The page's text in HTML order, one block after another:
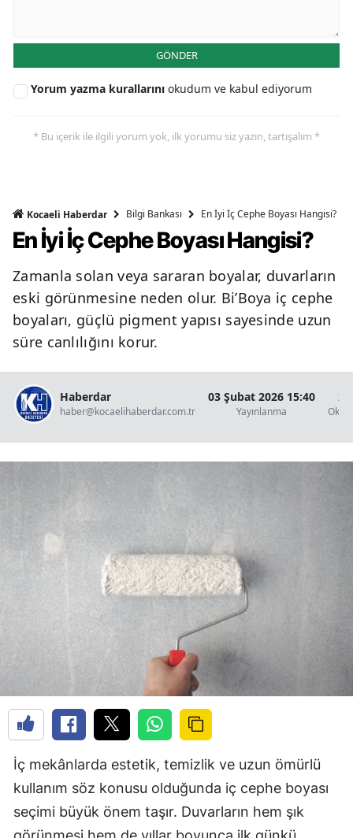
GÖNDER
Yorum yazma kurallarını okudum ve kabul ediyorum
* Bu içerik ile ilgili yorum yok, ilk yorumu siz yazın, tartışalım *
Kocaeli Haberdar Bilgi Bankası En İyi İç Cephe Boyası Hangisi?
En İyi İç Cephe Boyası Hangisi?
Zamanla solan veya sararan boyalar, duvarların
eski görünmesine neden olur. Bi’Boya iç cephe
boyaları, güçlü pigment yapısı sayesinde uzun
süre canlılığını korur.
Haberdar
haber@kocaelihaberdar.com.tr
03 Şubat 2026 15:40
Yayınlanma
2
İç mekânlarda estetik, temizlik ve uzun ömürlü
kullanım söz konusu olduğunda iç cephe boyası
seçimi büyük önem taşır. Duvarların hem şık